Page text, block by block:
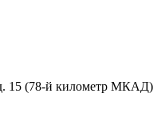
15 (78-й километр МКАД)